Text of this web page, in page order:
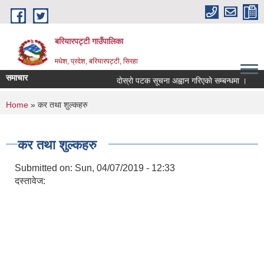
Skip to main content
बरियारपट्टी गाउँपालिका
मधेश, प्रदेश, बरियारपट्टी, सिरहा
समाचार दाेस्राे पटक सूचना अह्वान गरिएकाे सम्बन्धमा ।
You are here
Home » कर तथा शुल्कहरु
कर तथा शुल्कहरु
Submitted on: Sun, 04/07/2019 - 12:33
दस्तावेज: